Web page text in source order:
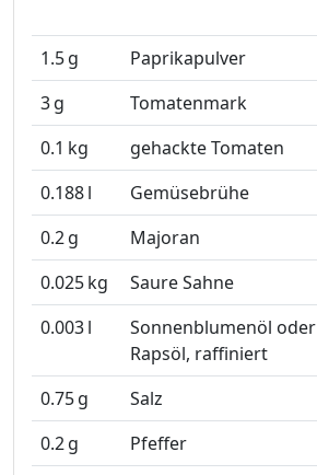
1.5g
Paprikapulver
3g
Tomatenmark
0.1 kg
gehackte Tomaten
0.188l
Gemüsebrühe
0.2g
Majoran
0.025kg
Saure Sahne
0.003l
Sonnenblumenöl oder
Rapsöl, raffiniert
0.75g
Salz
0.2g
Pfeffer